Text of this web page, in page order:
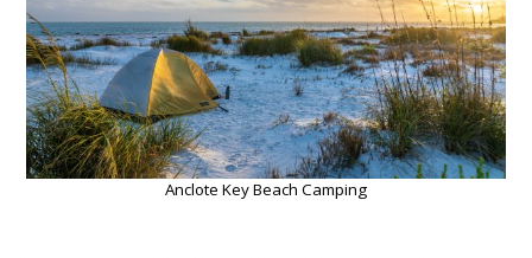
Anclote Key Beach Camping